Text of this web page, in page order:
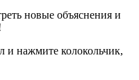
новые объяснения и
и нажмите колокольчик,